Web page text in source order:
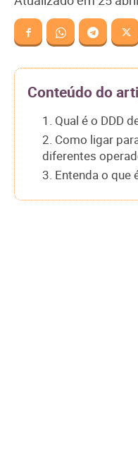
Conteúdo do
1. Qual é o DDD
2. Como ligar
diferentes
3. Entenda o que